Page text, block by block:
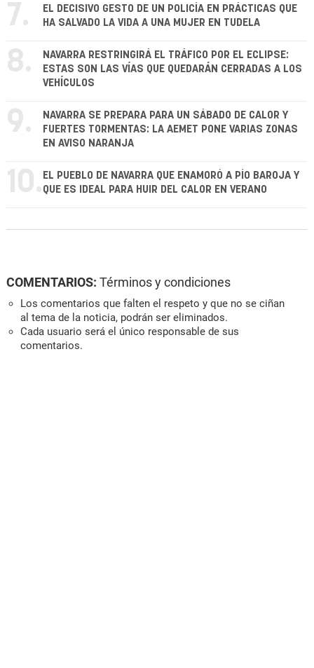
7.
EL DECISIVO GESTO DE UN POLICÍA EN PRÁCTICAS QUE
HA SALVADO LA VIDA A UNA MUJER EN TUDELA
8.
NAVARRA RESTRINGIRÁ EL TRÁFICO POR EL ECLIPSE:
ESTAS SON LAS VÍAS QUE QUEDARÁN CERRADAS A LOS
VEHÍCULOS
9.
NAVARRA SE PREPARA PARA UN SÁBADO DE CALOR Y
FUERTES TORMENTAS: LA AEMET PONE VARIAS ZONAS
EN AVISO NARANJA
10. EL PUEBLO DE NAVARRA QUE ENAMORÓ A PÍO BAROJA Y
QUE ES IDEAL PARA HUIR DEL CALOR EN VERANO
COMENTARIOS: Términos y condiciones
Los comentarios que falten el respeto y que no se ciñan
al tema de la noticia, podrán ser eliminados.
Cada usuario será el único responsable de sus
comentarios.